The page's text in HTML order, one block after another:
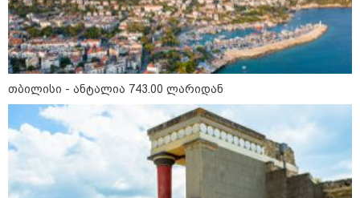
23:40 / 09-08-2026
კაცი, რომელმაც მდინარეში
დედა-შვილი გადაარჩინა და
თვითონ დინებამ გაიტაცა,
ცოცხალი იპოვეს
23:04 / 09-08-2026
ცნობილია, თუ სად შეძლებენ
მშობლები სასურველი ზომისა
და მოდელის სასკოლო
ფორმების შეძენას
თბილისი - ანტალია 743.00 ლარიდან